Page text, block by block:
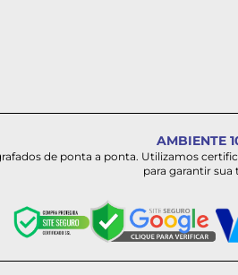
AMBIENTE
de ponta a ponta. Utilizamos
para garantir